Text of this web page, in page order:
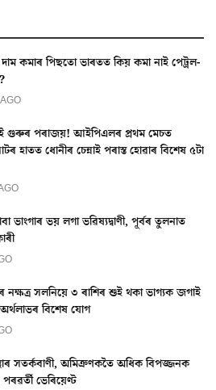
কমাৰ পিছতো ভাৰতত কিয় কমা নাই পেট্ৰল-
গুৰুৰ পৰাজয়! আইপিএলৰ প্ৰথম মেচত
হাতত ধোনীৰ চেন্নাই পৰাস্ত হোৱাৰ বিশেষ ৫টা
ভাংগাৰ ভয় লগা ভৱিষ্যদ্বাণী, পূৰ্বৰ তুলনাত
সলনিয়ে ৩ ৰাশিৰ শুই থকা ভাগ্যক জগাই
বিশেষ যোগ
সতৰ্কবাণী, অমিক্ৰণকতৈ অধিক বিপজ্জনক
ভেৰিয়েণ্ট